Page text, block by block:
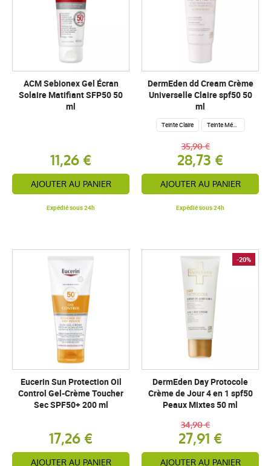
ACM Sebionex Gel Écran
Solaire Matifiant SFP50 50
ml
11,26 €
AJOUTER AU PANIER
Expédié sous 24h
DermEden dd Cream Crème
Universelle Claire spf50 50
ml
Teinte Claire Teinte Médium
28,73 €
35,90 €
AJOUTER AU PANIER
Expédié sous 24h
Eucerin Sun Protection Oil
Control Gel-Crème Toucher
Sec SPF50+ 200 ml
17,26 €
AJOUTER AU PANIER
-20%
DermEden Day Protocole
Crème de Jour 4 en 1 spf50
Peaux Mixtes 50 ml
27,91 €
34,90 €
AJOUTER AU PANIER